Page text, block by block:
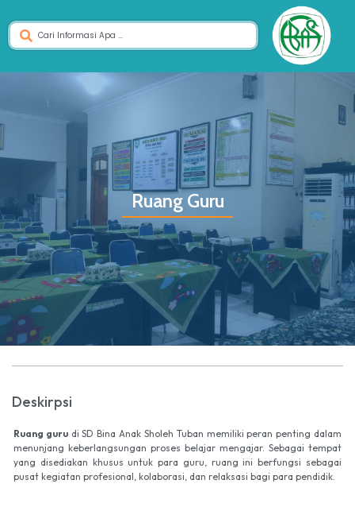
Ruang Guru
Deskirpsi
Ruang gurudi SD Bina Anak Sholeh Tuban memiliki peran penting dalam
menunjang keberlangsungan proses belajar mengajar. Sebagai tempat
yang disediakan khusus untuk para guru, ruang ini berfungsi sebagai
pusat kegiatan profesional, kolaborasi, dan relaksasi bagi para pendidik.